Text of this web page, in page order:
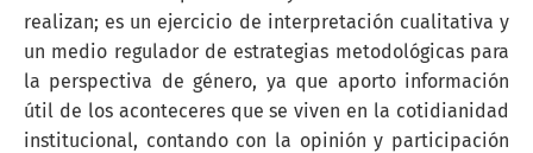
realizan; es un ejercicio de interpretación cualitativa y
un medio regulador de estrategias metodológicas para
la perspectiva de género, ya que aporto información
útil de los aconteceres que se viven en la cotidianidad
institucional, contando con la opinión y participación